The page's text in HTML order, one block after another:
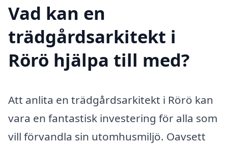
Vad kan en
trädgårdsarkitekt i
Rörö hjälpa till med?
Att anlita en trädgårdsarkitekt i Rörö kan
vara en fantastisk investering för alla som
vill förvandla sin utomhusmiljö. Oavsett